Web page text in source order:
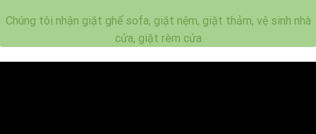
Chúng tôi nhận giặt ghế sofa, giặt nệm, giặt thảm, vệ sinh nhà
cửa, giặt rèm cửa